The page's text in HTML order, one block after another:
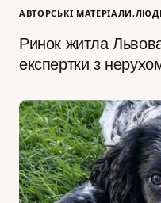
АВТОРСЬКІ МАТЕРІАЛИ
Ринок житла
експертки з